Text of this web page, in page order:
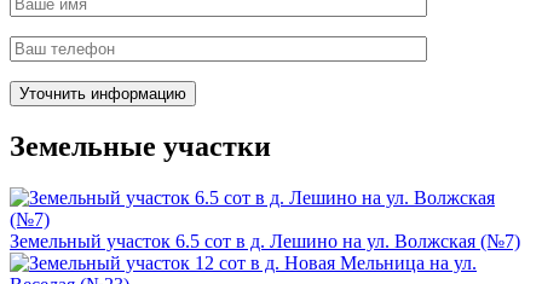
Земельные участки
Земельный участок 6.5 сот в д. Лешино на ул. Волжская (№7)